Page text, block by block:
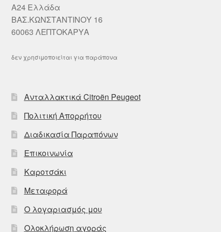
A24 Ελλάδα
ΒΑΣ.ΚΩΝΣΤΑΝΤΙΝΟΥ 16
60063 ΛΕΠΤΟΚΑΡΥΑ
δεν χρησιμοποιείται για παράπονα
Ανταλλακτικά Citroën Peugeot
Πολιτική Απορρήτου
Διαδικασία Παραπόνων
Επικοινωνία
Καροτσάκι
Μεταφορά
Ο λογαριασμός μου
Ολοκλήρωση αγοράς